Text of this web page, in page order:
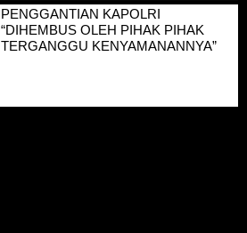
PENGGANTIAN KAPOLRI
“DIHEMBUS OLEH PIHAK PIHAK
TERGANGGU KENYAMANANNYA”